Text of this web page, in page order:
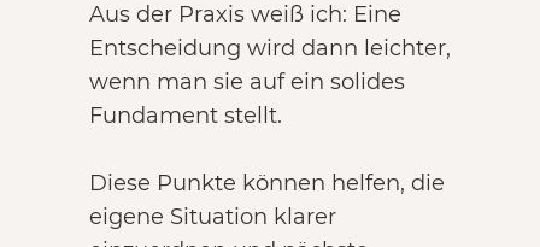
Aus der Praxis weiß ich: Eine
Entscheidung wird dann leichter,
wenn man sie auf ein solides
Fundament stellt.
Diese Punkte können helfen, die
eigene Situation klarer